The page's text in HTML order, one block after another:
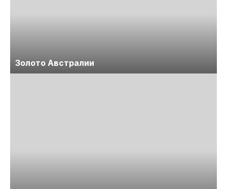
Золото Австралии